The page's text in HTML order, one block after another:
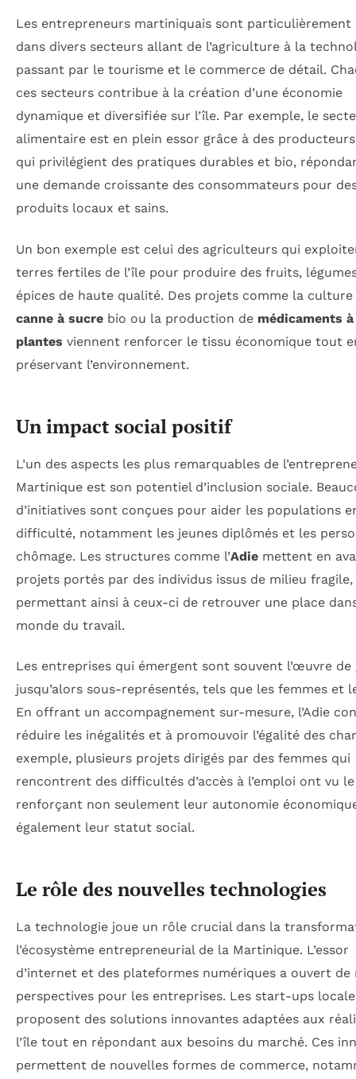
Les entrepreneurs martiniquais sont particulièrement
dans divers secteurs allant de l’agriculture à la
passant par le tourisme et le commerce de détail.
ces secteurs contribue à la création d’une économie
dynamique et diversifiée sur l’île. Par exemple, le
alimentaire est en plein essor grâce à des
qui privilégient des pratiques durables et bio,
une demande croissante des consommateurs pour
produits locaux et sains.
Un bon exemple est celui des agriculteurs qui
terres fertiles de l’île pour produire des fruits,
épices de haute qualité. Des projets comme la culture
canne à sucre bio ou la production de médicaments
plantes viennent renforcer le tissu économique tout
préservant l’environnement.
Un impact social positif
L’un des aspects les plus remarquables de
Martinique est son potentiel d’inclusion sociale.
d’initiatives sont conçues pour aider les populations
difficulté, notamment les jeunes diplômés et les
chômage. Les structures comme l’Adie mettent en
projets portés par des individus issus de milieu fragile,
permettant ainsi à ceux-ci de retrouver une place
monde du travail.
Les entreprises qui émergent sont souvent l’œuvre de
jusqu’alors sous-représentés, tels que les femmes et
En offrant un accompagnement sur-mesure, l’Adie
réduire les inégalités et à promouvoir l’égalité des
exemple, plusieurs projets dirigés par des femmes qui
rencontrent des difficultés d’accès à l’emploi ont vu
renforçant non seulement leur autonomie
également leur statut social.
Le rôle des nouvelles technologies
La technologie joue un rôle crucial dans la
l’écosystème entrepreneurial de la Martinique. L’essor
d’internet et des plateformes numériques a ouvert de
perspectives pour les entreprises. Les start-ups
proposent des solutions innovantes adaptées aux
l’île tout en répondant aux besoins du marché. Ces
permettent de nouvelles formes de commerce,